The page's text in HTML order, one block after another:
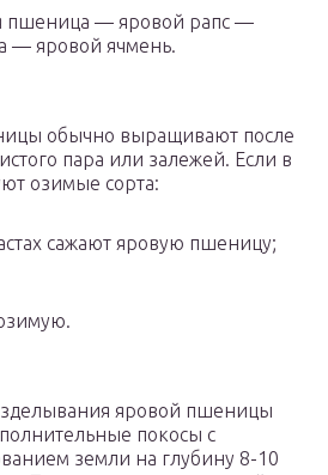
пшеница — яровой рапс —
— яровой ячмень.
обычно выращивают после
пара или залежей. Если в
озимые сорта:
сажают яровую пшеницу;
яровой пшеницы
покосы с
земли на глубину 8-10